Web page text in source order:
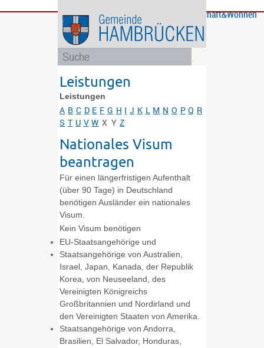
Bürgerservice
GemeindeBildung
und
Soziales
Rathaus
und
Politik
Wirtschaft&Wohnen
Leistungen
Leistungen
A B C D E F G H I J K L M N O P Q R
S T U V W X Y Z
Nationales Visum
beantragen
Für einen längerfristigen Aufenthalt
(über 90 Tage) in Deutschland
benötigen Ausländer ein nationales
Visum.
Kein Visum benötigen
EU-Staatsangehörige und
Staatsangehörige von Australien,
Israel, Japan, Kanada, der Republik
Korea, von Neuseeland, des
Vereinigten Königreichs
Großbritannien und Nordirland und
den Vereinigten Staaten von Amerika.
Staatsangehörige von Andorra,
Brasilien, El Salvador, Honduras,